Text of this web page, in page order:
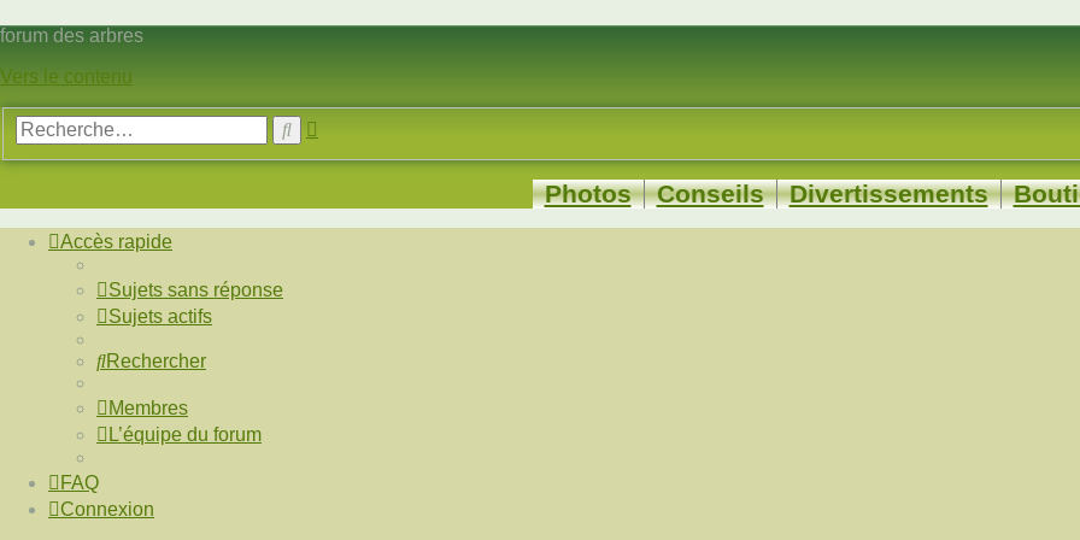
forum des arbres
Vers le contenu
Rechercher
Photos Conseils Divertissements
Accès rapide
Sujets sans réponse
Sujets actifs
Rechercher
Membres
L’équipe du forum
FAQ
Connexion